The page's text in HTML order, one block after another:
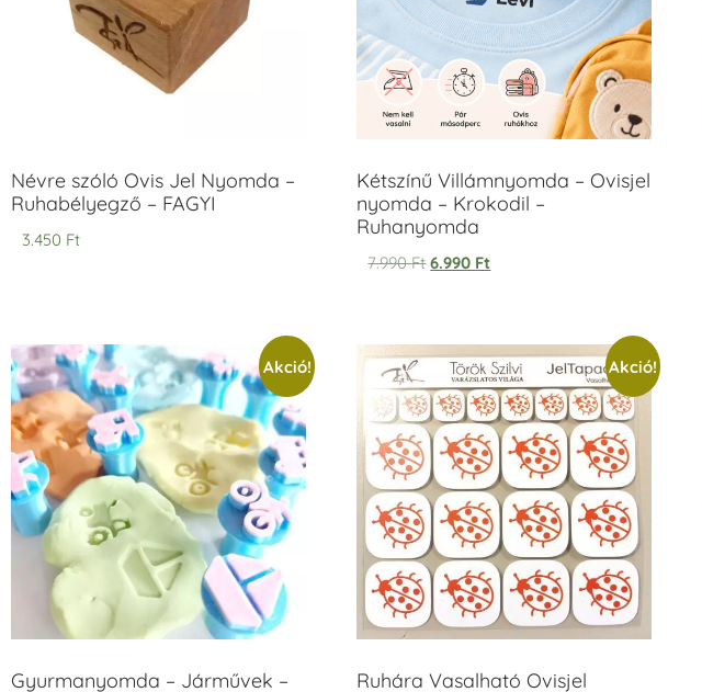
Névre szóló Ovis Jel Nyomda –
Ruhabélyegző – FAGYI
3.450 Ft
Kétszínű Villámnyomda – Ovisjel
nyomda – Krokodil –
Ruhanyomda
7.990Ft 6.990 Ft
Akció!
Gyurmanyomda – Járművek –
Akció!
Ruhára Vasalható Ovisjel